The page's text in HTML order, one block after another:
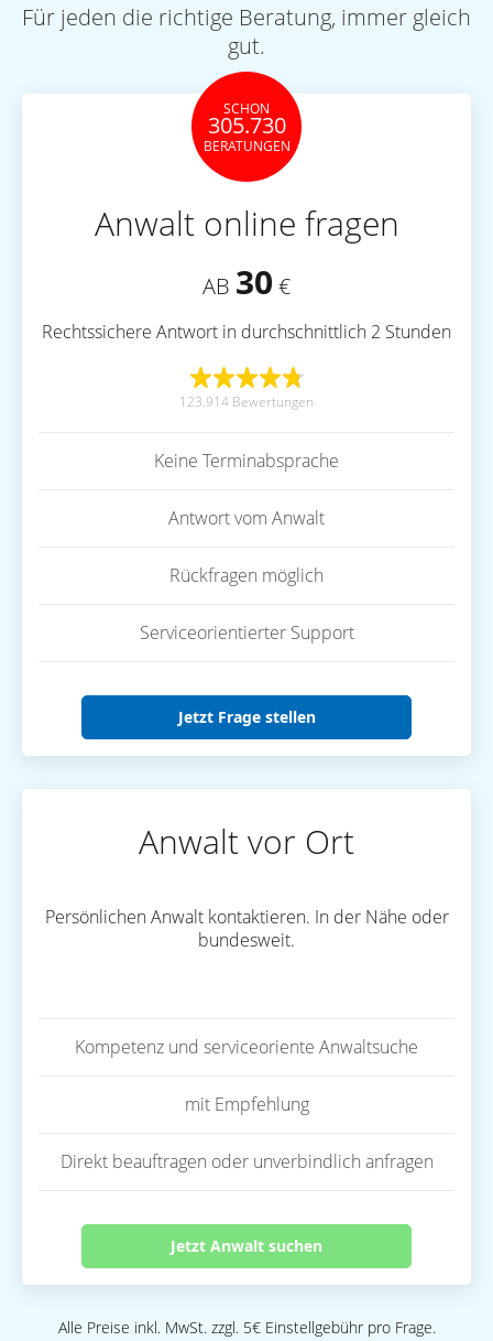
Für jeden die richtige Beratung, immer gleich
gut.
SCHON
305.730
BERATUNGEN
Anwalt online fragen
AB 30 €
Rechtssichere Antwort in durchschnittlich 2 Stunden
123.914 Bewertungen
Keine Terminabsprache
Antwort vom Anwalt
Rückfragen möglich
Serviceorientierter Support
Jetzt Frage stellen
Anwalt vor Ort
Persönlichen Anwalt kontaktieren. In der Nähe oder
bundesweit.
Kompetenz und serviceoriente Anwaltsuche
mit Empfehlung
Direkt beauftragen oder unverbindlich anfragen
Jetzt Anwalt suchen
Alle Preise inkl. MwSt. zzgl. 5€ Einstellgebühr pro Frage.